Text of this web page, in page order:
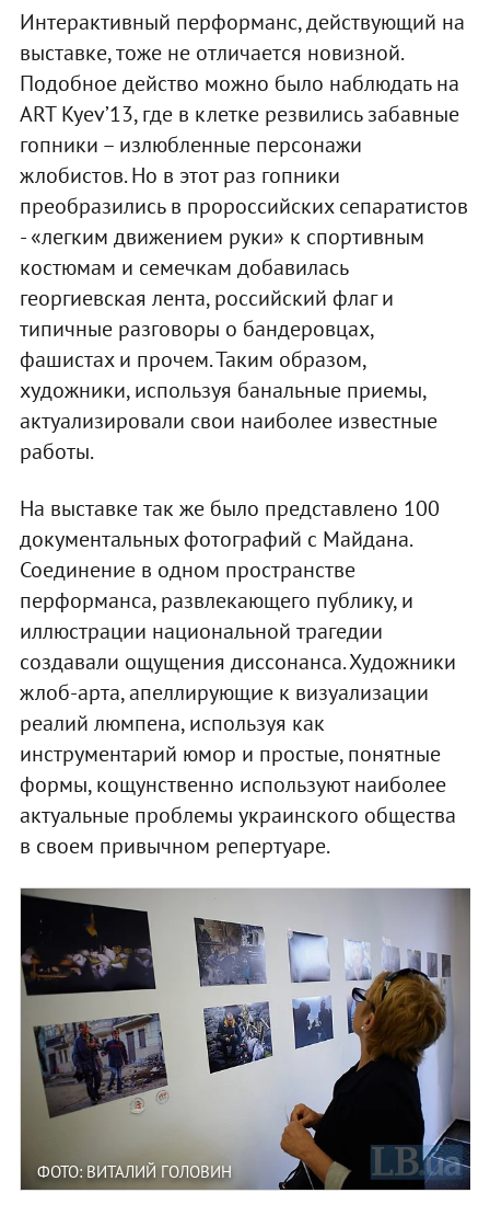
Интерактивный перформанс, действующий на
выставке, тоже не отличается новизной.
Подобное действо можно было наблюдать на
ART Kyev’13, где в клетке резвились забавные
гопники – излюбленные персонажи
жлобистов. Но в этот раз гопники
преобразились в пророссийских сепаратистов
- «легким движением руки» к спортивным
костюмам и семечкам добавилась
георгиевская лента, российский флаг и
типичные разговоры о бандеровцах,
фашистах и прочем. Таким образом,
художники, используя банальные приемы,
актуализировали свои наиболее известные
работы.
На выставке так же было представлено 100
документальных фотографий с Майдана.
Соединение в одном пространстве
перформанса, развлекающего публику, и
иллюстрации национальной трагедии
создавали ощущения диссонанса. Художники
жлоб-арта, апеллирующие к визуализации
реалий люмпена, используя как
инструментарий юмор и простые, понятные
формы, кощунственно используют наиболее
актуальные проблемы украинского общества
в своем привычном репертуаре.
ФОТО: ВИТАЛИЙ ГОЛОВИН